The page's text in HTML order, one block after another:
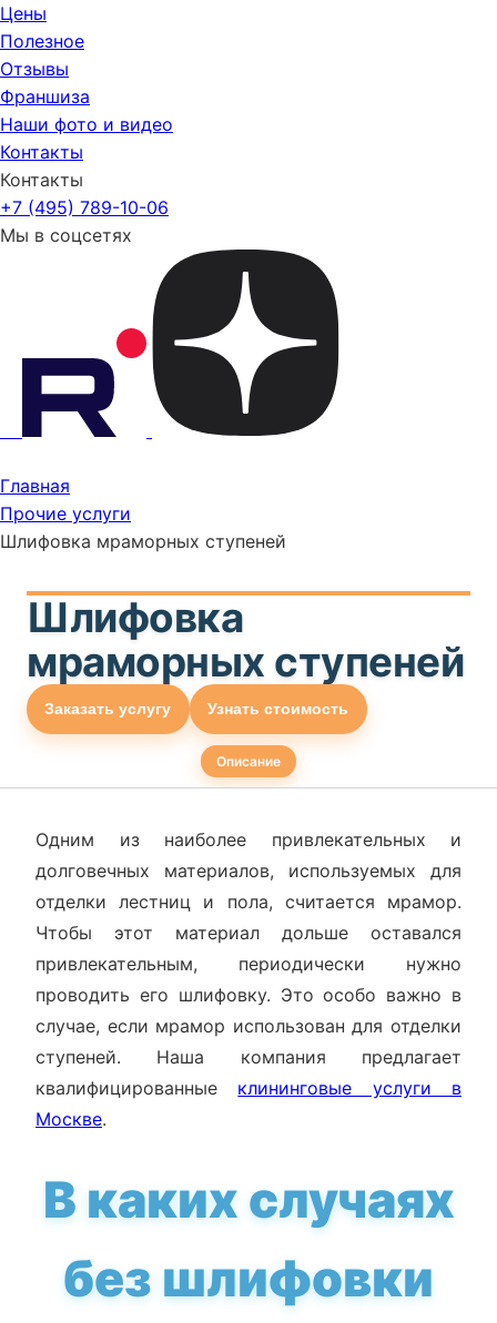
Цены
Полезное
Отзывы
Франшиза
Наши фото и видео
Контакты
Контакты
+7 (495) 789-10-06
Мы в соцсетях
Главная
Прочие услуги
Шлифовка мраморных ступеней
Шлифовка
мраморных ступеней
Заказать услугу Узнать стоимость
Описание
Одним из наиболее привлекательных и
долговечных материалов, используемых для
отделки лестниц и пола, считается мрамор.
Чтобы этот материал дольше оставался
привлекательным, периодически нужно
проводить его шлифовку. Это особо важно в
случае, если мрамор использован для отделки
ступеней. Наша компания предлагает
квалифицированные клининговые услуги в
Москве.
В каких случаях
без шлифовки